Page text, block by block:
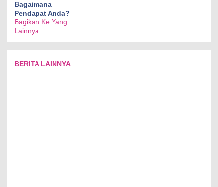
Bagaimana
Pendapat Anda?
Bagikan Ke Yang
Lainnya
BERITA LAINNYA